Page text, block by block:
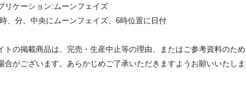
リケーション:ムーンフェイズ
、分、中央にムーンフェイズ、6時位置に日付
トの掲載商品は、完売・生産中止等の理由、またはご参考資料のた
合がございます。あらかじめご了承いただきますようお願いいたしま